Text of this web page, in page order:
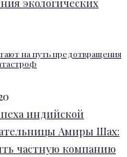
на путь предотвращения